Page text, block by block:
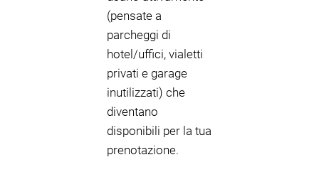
(pensate a
parcheggi di
hotel/uffici, vialetti
privati e garage
inutilizzati) che
diventano
disponibili per la tua
prenotazione.